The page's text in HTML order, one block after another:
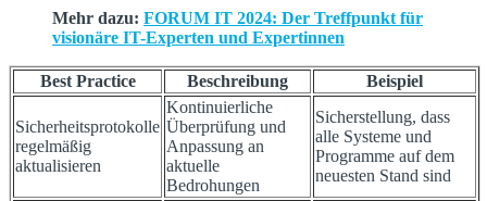
Mehr dazu: FORUM IT 2024: Der Treffpunkt für
visionäre IT-Experten und Expertinnen
Best Practice Beschreibung Beispiel
Sicherheitsprotokolle
regelmäßig
aktualisieren
Kontinuierliche
Überprüfung und
Anpassung an
aktuelle
Bedrohungen
Sicherstellung, dass
alle Systeme und
Programme auf dem
neuesten Stand sind